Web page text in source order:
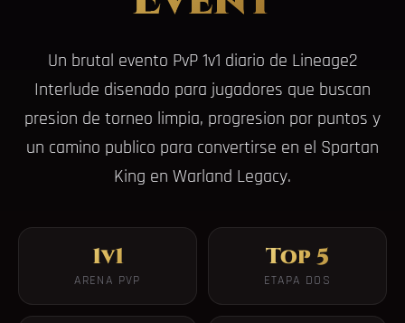
Un brutal evento PvP 1v1 diario de Lineage2
Interlude disenado para jugadores que buscan
presion de torneo limpia, progresion por puntos y
un camino publico para convertirse en el Spartan
King en Warland Legacy.
1v1
ARENA PVP
Top 5
ETAPA DOS